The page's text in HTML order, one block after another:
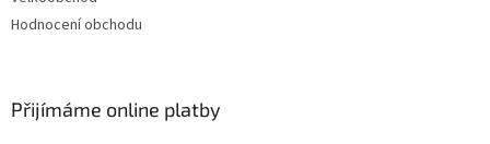
Hodnocení obchodu
Přijímáme online platby